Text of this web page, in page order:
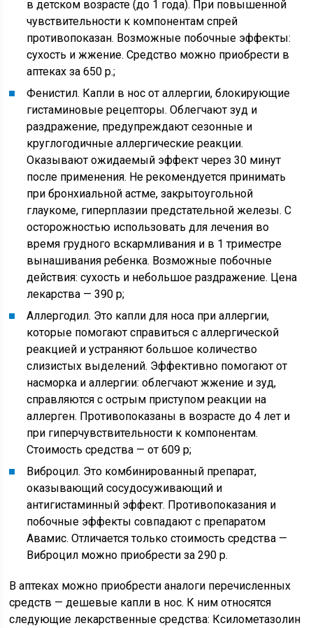
в детском возрасте (до 1 года). При повышенной
чувствительности к компонентам спрей
противопоказан. Возможные побочные эффекты:
сухость и жжение. Средство можно приобрести в
аптеках за 650 р.;
Фенистил. Капли в нос от аллергии, блокирующие
гистаминовые рецепторы. Облегчают зуд и
раздражение, предупреждают сезонные и
круглогодичные аллергические реакции.
Оказывают ожидаемый эффект через 30 минут
после применения. Не рекомендуется принимать
при бронхиальной астме, закрытоугольной
глаукоме, гиперплазии предстательной железы. С
осторожностью использовать для лечения во
время грудного вскармливания и в 1 триместре
вынашивания ребенка. Возможные побочные
действия: сухость и небольшое раздражение. Цена
лекарства — 390 р;
Аллергодил. Это капли для носа при аллергии,
которые помогают справиться с аллергической
реакцией и устраняют большое количество
слизистых выделений. Эффективно помогают от
насморка и аллергии: облегчают жжение и зуд,
справляются с острым приступом реакции на
аллерген. Противопоказаны в возрасте до 4 лет и
при гиперчувствительности к компонентам.
Стоимость средства — от 609 р;
Виброцил. Это комбинированный препарат,
оказывающий сосудосуживающий и
антигистаминный эффект. Противопоказания и
побочные эффекты совпадают с препаратом
Авамис. Отличается только стоимость средства —
Виброцил можно приобрести за 290 р.
В аптеках можно приобрести аналоги перечисленных
средств — дешевые капли в нос. К ним относятся
следующие лекарственные средства: Ксилометазолин